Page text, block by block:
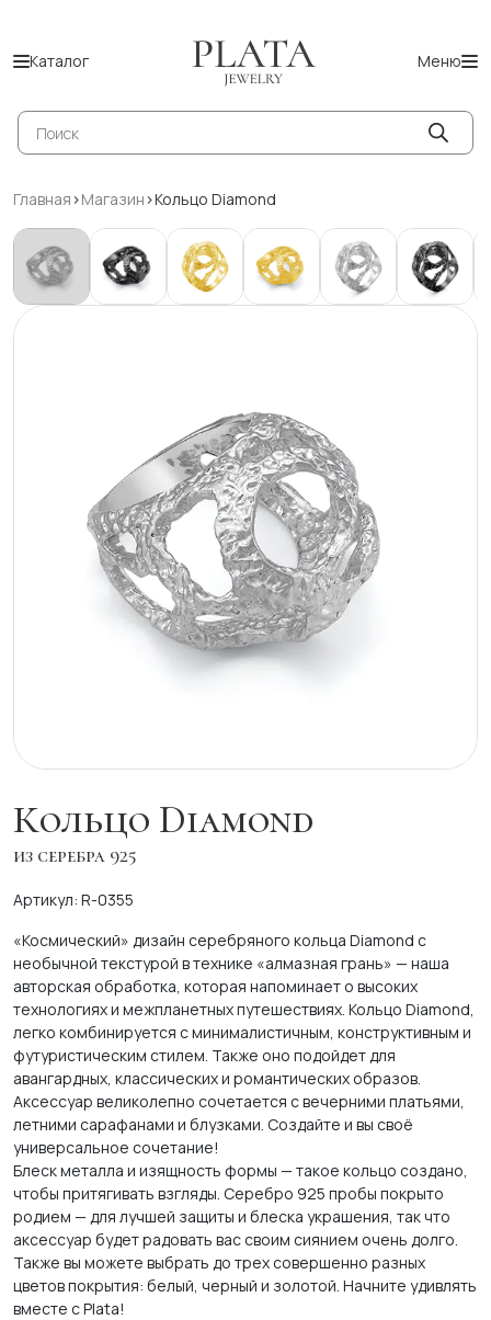
Каталог Меню
Поиск
товаров
Главная >Магазин >Кольцо Diamond
Кольцо Diamond
из серебра 925
Артикул: R-0355
«Космический» дизайн серебряного кольца Diamond с
необычной текстурой в технике «алмазная грань» — наша
авторская обработка, которая напоминает о высоких
технологиях и межпланетных путешествиях. Кольцо Diamond,
легко комбинируется с минималистичным, конструктивным и
футуристическим стилем. Также оно подойдет для
авангардных, классических и романтических образов.
Аксессуар великолепно сочетается с вечерними платьями,
летними сарафанами и блузками. Создайте и вы своё
универсальное сочетание!
Блеск металла и изящность формы — такое кольцо создано,
чтобы притягивать взгляды. Серебро 925 пробы покрыто
родием — для лучшей защиты и блеска украшения, так что
аксессуар будет радовать вас своим сиянием очень долго.
Также вы можете выбрать до трех совершенно разных
цветов покрытия: белый, черный и золотой. Начните удивлять
вместе с Plata!